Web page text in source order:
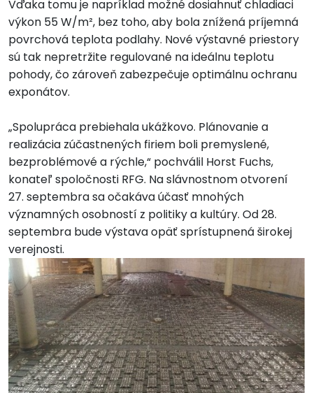
Vďaka tomu je napríklad možné dosiahnuť chladiaci
výkon 55 W/m², bez toho, aby bola znížená príjemná
povrchová teplota podlahy. Nové výstavné priestory
sú tak nepretržite regulované na ideálnu teplotu
pohody, čo zároveň zabezpečuje optimálnu ochranu
exponátov.
„Spolupráca prebiehala ukážkovo. Plánovanie a
realizácia zúčastnených firiem boli premyslené,
bezproblémové a rýchle,“ pochválil Horst Fuchs,
konateľ spoločnosti RFG. Na slávnostnom otvorení
27. septembra sa očakáva účasť mnohých
významných osobností z politiky a kultúry. Od 28.
septembra bude výstava opäť sprístupnená širokej
verejnosti.